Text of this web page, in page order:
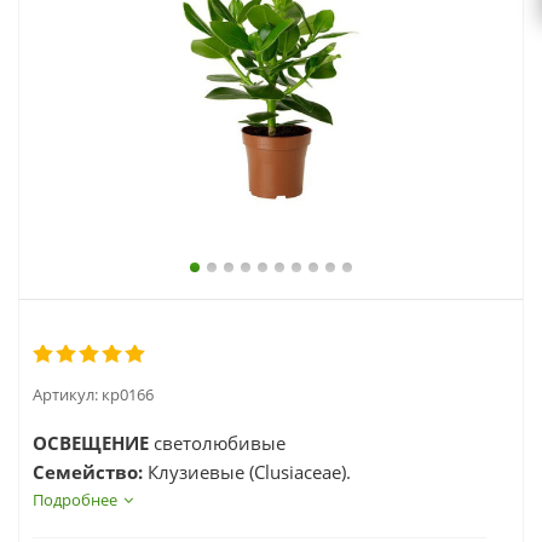
zakaz@topcvetok.ru
Артикул: кp0166
ОСВЕЩЕНИЕ светолюбивые
Семейство: Клузиевые (Clusiaceae).
Родина:Тропические и субтропические области
Подробнее